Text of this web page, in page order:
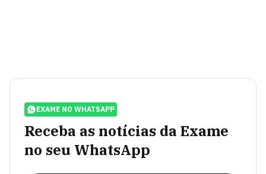
EXAME NO WHATSAPP
Receba as notícias da Exame
no seu WhatsApp